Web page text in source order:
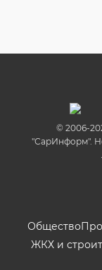
© 2006-
"СарИнформ".
Общество
ЖКХ и